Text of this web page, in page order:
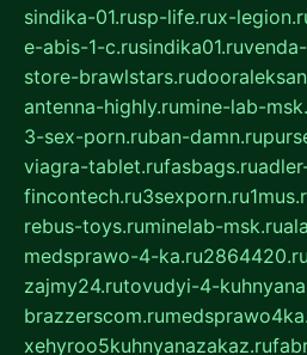
sindika-01.rusp-life.rux-
e-abis-1-c.rusindika01.ru
store-brawlstars.ru
antenna-highly.rumine-lab-
3-sex-porn.ruban-damn.ru
viagra-tablet.rufasbags.ru
fincontech.ru3sexporn.ru
rebus-toys.ruminelab-msk.ru
medsprawo-4-ka.ru2864420.ru
zajmy24.rutovudyi-4-
brazzerscom.ru
xehyroo5kuhnyanazakaz.ru